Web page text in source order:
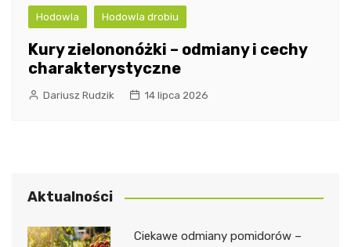
Hodowla Hodowla drobiu
Kury zielononóżki – odmiany i cechy
charakterystyczne
Dariusz Rudzik 14 lipca 2026
Aktualności
Ciekawe odmiany pomidorów –